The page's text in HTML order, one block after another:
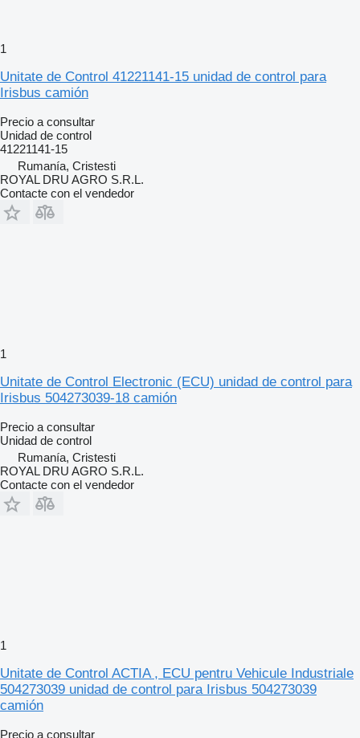
1
Unitate de Control 41221141-15 unidad de control para
Irisbus camión
Precio a consultar
Unidad de control
41221141-15
Rumanía, Cristesti
ROYAL DRU AGRO S.R.L.
Contacte con el vendedor
1
Unitate de Control Electronic (ECU) unidad de control para
Irisbus 504273039-18 camión
Precio a consultar
Unidad de control
Rumanía, Cristesti
ROYAL DRU AGRO S.R.L.
Contacte con el vendedor
1
Unitate de Control ACTIA , ECU pentru Vehicule Industriale
504273039 unidad de control para Irisbus 504273039
camión
Precio a consultar